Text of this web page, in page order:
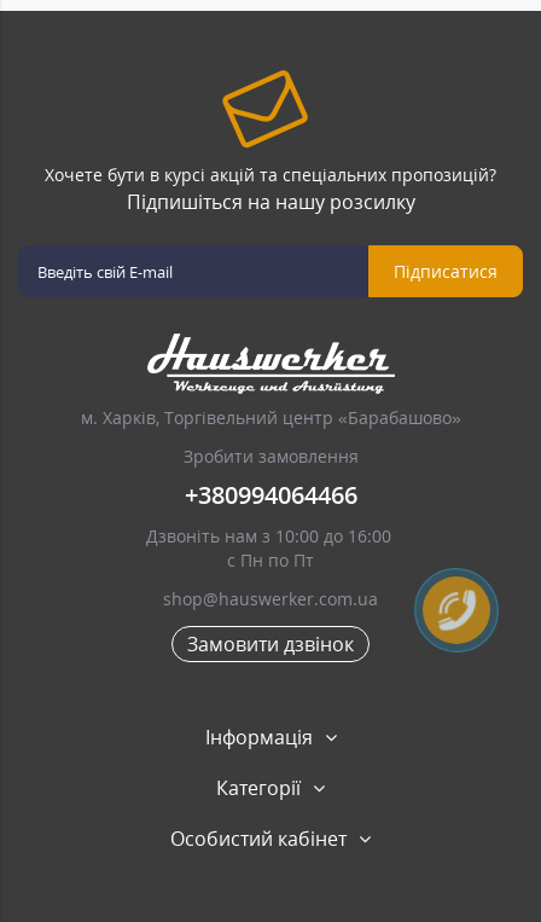
Хочете бути в курсі акцій та спеціальних пропозицій?
Підпишіться на нашу розсилку
Підписатися
м. Харків, Торгівельний центр «Барабашово»
Зробити замовлення
+380994064466
Дзвоніть нам з 10:00 до 16:00
с Пн по Пт
shop@hauswerker.com.ua
Замовити дзвінок
Інформація
Категорії
Особистий кабінет